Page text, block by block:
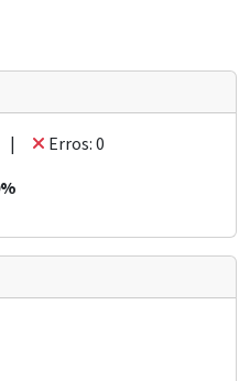
|
Erros: 0